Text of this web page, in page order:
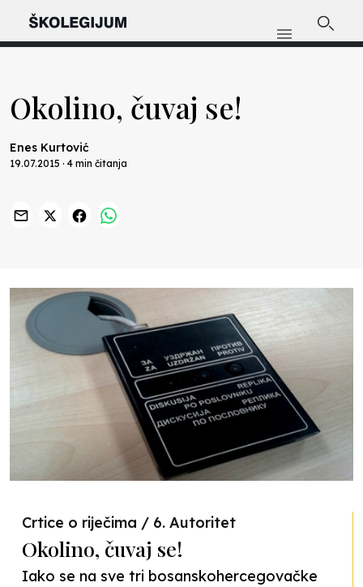
Okolino, čuvaj se!
Enes Kurtović
19.07.2015 · 4 min čitanja
Crtice o riječima / 6. Autoritet
Okolino, čuvaj se!
Iako se na sve tri bosanskohercegovačke